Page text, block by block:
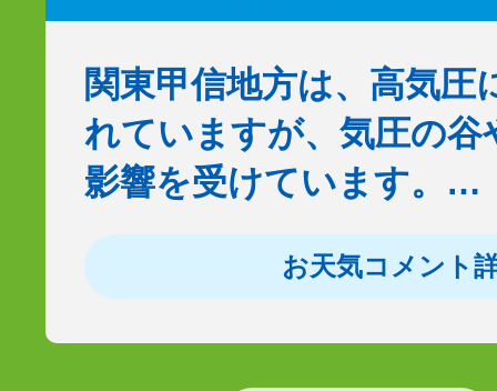
関東甲信地方は、高気圧
れていますが、気圧の谷
影響を受けています。…
お天気コメント